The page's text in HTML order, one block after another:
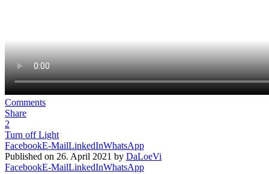
Comments
Share
2
Turn off Light
FacebookE-MailLinkedInWhatsApp
Published on 26. April 2021 by DaLoeVi
FacebookE-MailLinkedInWhatsApp